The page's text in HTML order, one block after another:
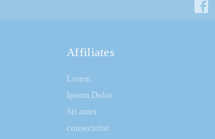
Affiliates
Lorem
Ipsum Dolor
Sit amet
consectetur